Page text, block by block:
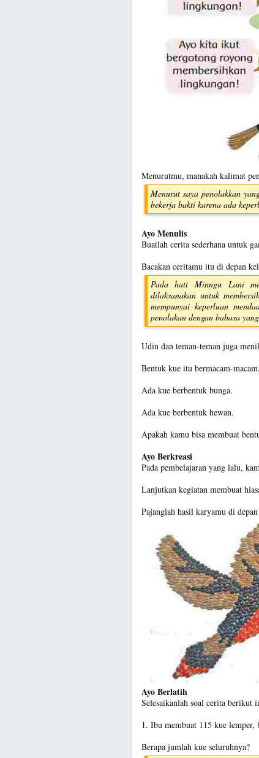
Menurutmu, manakah kalimat
Menurut saya penolakkan
bekerja bakti karena ada
Ayo Menulis
Buatlah cerita sederhana untuk
Bacakan ceritamu itu di depan
Pada hati Minngu Lani
dilaksanakan untuk
mempunyai keperluan
penolakan dengan bahasa
Udin dan teman-teman juga
Bentuk kue itu bermacam-macam.
Ada kue berbentuk bunga.
Ada kue berbentuk hewan.
Apakah kamu bisa membuat
Ayo Berkreasi
Pada pembelajaran yang lalu,
Lanjutkan kegiatan membuat
Pajanglah hasil karyamu di
Ayo Berlatih
Selesaikanlah soal cerita berikut
1. Ibu membuat 115 kue lemper,
Berapa jumlah kue seluruhnya?